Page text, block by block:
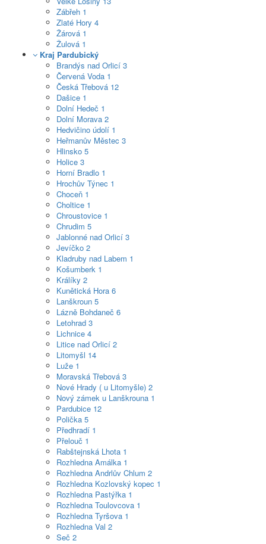
Zábřeh 1
Zlaté Hory 4
Žárová 1
Žulová 1
Kraj Pardubický
Brandýs nad Orlicí 3
Červená Voda 1
Česká Třebová 12
Dašice 1
Dolní Hedeč 1
Dolní Morava 2
Hedvičino údolí 1
Heřmanův Městec 3
Hlinsko 5
Holice 3
Horní Bradlo 1
Hrochův Týnec 1
Choceň 1
Choltice 1
Chroustovice 1
Chrudim 5
Jablonné nad Orlicí 3
Jevíčko 2
Kladruby nad Labem 1
Košumberk 1
Králíky 2
Kunětická Hora 6
Lanškroun 5
Lázně Bohdaneč 6
Letohrad 3
Lichnice 4
Litice nad Orlicí 2
Litomyšl 14
Luže 1
Moravská Třebová 3
Nové Hrady ( u Litomyšle) 2
Nový zámek u Lanškrouna 1
Pardubice 12
Polička 5
Předhradí 1
Přelouč 1
Rabštejnská Lhota 1
Rozhledna Amálka 1
Rozhledna Andrlův Chlum 2
Rozhledna Kozlovský kopec 1
Rozhledna Pastýřka 1
Rozhledna Toulovcova 1
Rozhledna Tyršova 1
Rozhledna Val 2
Seč 2